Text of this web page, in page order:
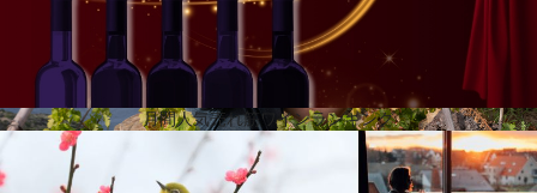
月間人気売れ筋ワインランキング